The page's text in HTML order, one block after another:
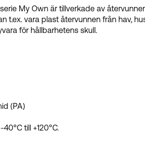
My Own är tillverkade av
t.ex. vara plast återvunnen från hav,
för hållbarhetens skull.
(PA)
till +120°C.